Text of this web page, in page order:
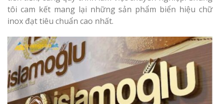
tôi cam kết mang lại những sản phẩm biển hiệu chữ
inox đạt tiêu chuẩn cao nhất.